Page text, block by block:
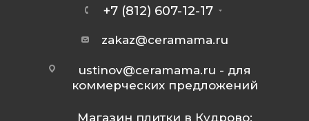
+7 (812) 607-12-17
zakaz@ceramama.ru
ustinov@ceramama.ru - для
коммерческих предложений
Магазин плитки в Кудрово: